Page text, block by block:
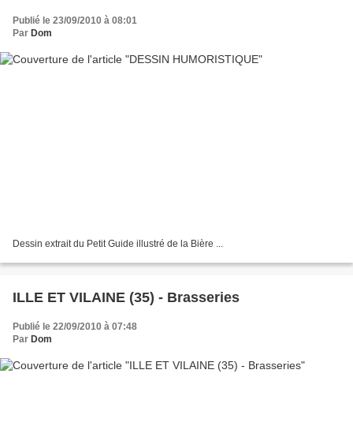
Publié le 23/09/2010 à 08:01
Par Dom
Dessin extrait du Petit Guide illustré de la Bière ...
ILLE ET VILAINE (35) - Brasseries
Publié le 22/09/2010 à 07:48
Par Dom